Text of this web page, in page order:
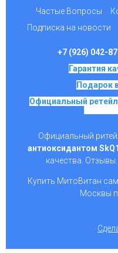
Частые Вопросы
Подписка на новости
+7 (926) 042-
Гарантия
Подарок
Официальный
Официальный
антиоксидантом SkQ1
качества.
Купить МитоВитан
Москвы